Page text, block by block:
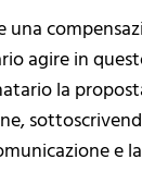
una
agire in
la
e